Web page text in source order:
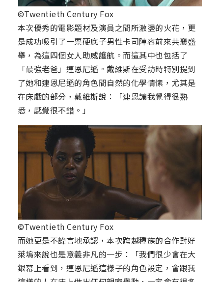
©Twentieth Century Fox
本次優秀的電影題材及演員之間所激盪的火花，更
是成功吸引了一票硬底子男性卡司陣容前來共襄盛
舉，為這四個女人助威護航。而這其中也包括了
「最強老爸」連恩尼遜。戴維斯在受訪時特別提到
了她和連恩尼遜的角色間自然的化學情愫，尤其是
在床戲的部分，戴維斯說：「連恩讓我覺得很熟
悉，感覺很不錯。」
©Twentieth Century Fox
而她更是不諱言地承認，本次跨越種族的合作對好
萊塢來說也是意義非凡的一步：「我們很少會在大
銀幕上看到，連恩尼遜這樣子的角色設定，會跟我